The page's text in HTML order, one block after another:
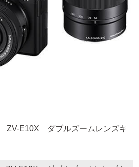
ZV-E10X ダブルズームレンズキ